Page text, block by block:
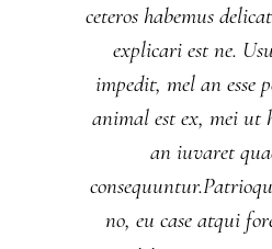
ceteros habemus
explicari est ne.
impedit, mel an esse
animal est ex, mei ut
an iuvaret
no, eu case atqui